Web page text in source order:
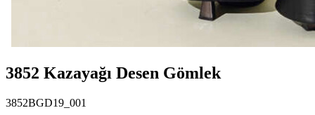
3852 Kazayağı Desen Gömlek
3852BGD19_001